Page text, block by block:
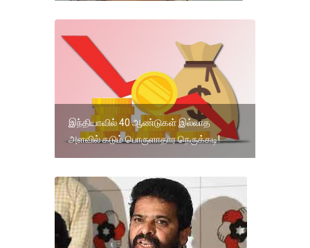
இந்தியாவில் 40 ஆண்டுகள் இல்லாத
அளவில் கடும் பொருளாதார நெருக்கடி!